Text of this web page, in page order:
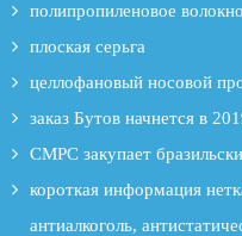
полипропиленовое волокно
плоская серьга
целлофановый носовой
заказ Бутов начнется в
CMPC закупает
короткая информация
антиалкоголь,